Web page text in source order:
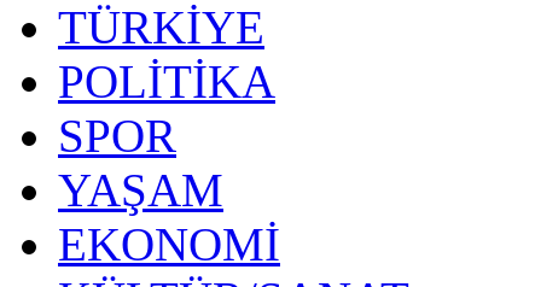
TÜRKİYE
POLİTİKA
SPOR
YAŞAM
EKONOMİ